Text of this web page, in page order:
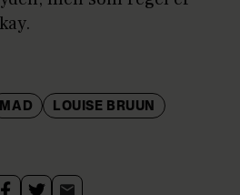
MAD LOUISE BRUUN